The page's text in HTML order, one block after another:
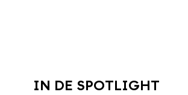
IN DE SPOTLIGHT